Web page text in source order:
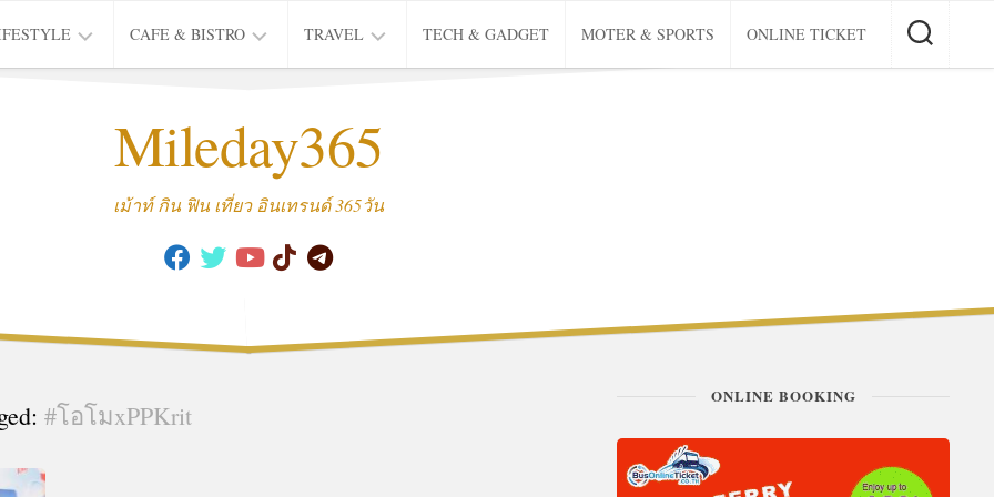
CAFE & BISTRO
CAFE
TRAVEL
THAI
TRIP
TECH & GADGET MOTER & SPORTS ONLINE TICKET
Mileday365
เม้าท์ กิน ฟิน เที่ยว อินเทรนด์ 365วัน
#โอโมxPPKrit
ONLINE BOOKING